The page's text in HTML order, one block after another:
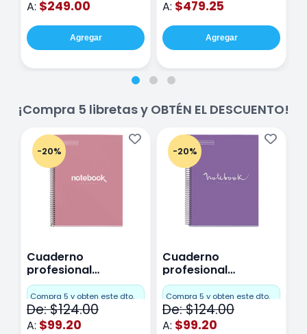
A: $249.00
Agregar
A: $479.25
Agregar
¡Compra 5 libretas y OBTÉN EL DESCUENTO!
-20%
Cuaderno
profesional
Miquelrius Emotions
Cuadro Chico 80
hojas Rosa
Compra 5 y obten este dto.
De: $124.00
A: $99.20
-20%
Cuaderno
profesional
Miquelrius Emotions
raya 80 hojas
Purpura
Compra 5 y obten este dto.
De: $124.00
A: $99.20